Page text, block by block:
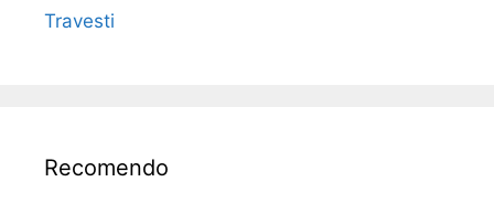
Travesti
Recomendo